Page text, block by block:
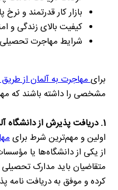
بازار کار قدرتمند و نرخ
کیفیت بالای زندگی و
شرایط مهاجرت تحصیلی
برایمهاجرت به آلمان از
مشخصی را داشته باشند که
1. دریافت پذیرش از دانشگاه آلمانی
اولین و مهم‌ترین شرط برای
از یکی از دانشگاه‌ها یا
متقاضیان باید مدارک تحصیلی
کرده و موفق به دریافت نامه